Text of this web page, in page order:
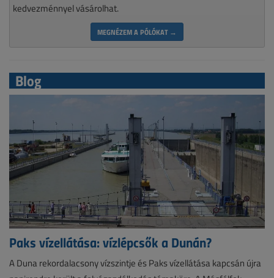
kedvezménnyel vásárolhat.
MEGNÉZEM A PÓLÓKAT →
Blog
Paks vízellátása: vízlépcsők a Dunán?
A Duna rekordalacsony vízszintje és Paks vízellátása kapcsán újra